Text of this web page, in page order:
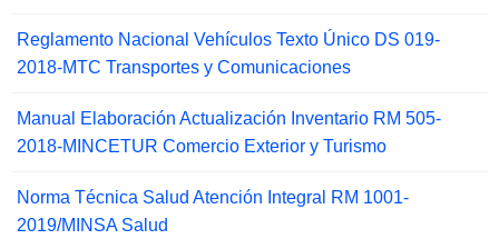
Reglamento Nacional Vehículos Texto Único DS 019-
2018-MTC Transportes y Comunicaciones
Manual Elaboración Actualización Inventario RM 505-
2018-MINCETUR Comercio Exterior y Turismo
Norma Técnica Salud Atención Integral RM 1001-
2019/MINSA Salud